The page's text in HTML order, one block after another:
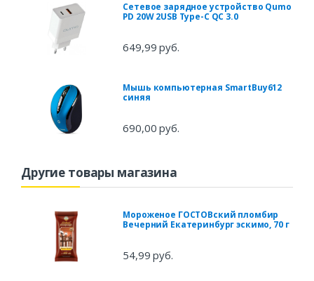
Сетевое зарядное устройство Qumo
PD 20W 2USB Type-C QC 3.0
649,99 руб.
Мышь компьютерная SmartBuy612
синяя
690,00 руб.
Другие товары магазина
Мороженое ГОСТОВский пломбир
Вечерний Екатеринбург эскимо, 70 г
54,99 руб.